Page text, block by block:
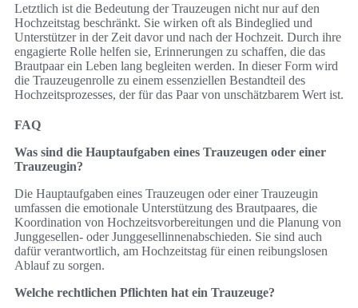
Letztlich ist die Bedeutung der Trauzeugen nicht nur auf den
Hochzeitstag beschränkt. Sie wirken oft als Bindeglied und
Unterstützer in der Zeit davor und nach der Hochzeit. Durch ihre
engagierte Rolle helfen sie, Erinnerungen zu schaffen, die das
Brautpaar ein Leben lang begleiten werden. In dieser Form wird
die Trauzeugenrolle zu einem essenziellen Bestandteil des
Hochzeitsprozesses, der für das Paar von unschätzbarem Wert ist.
FAQ
Was sind die Hauptaufgaben eines Trauzeugen oder einer
Trauzeugin?
Die Hauptaufgaben eines Trauzeugen oder einer Trauzeugin
umfassen die emotionale Unterstützung des Brautpaares, die
Koordination von Hochzeitsvorbereitungen und die Planung von
Junggesellen- oder Junggesellinnenabschieden. Sie sind auch
dafür verantwortlich, am Hochzeitstag für einen reibungslosen
Ablauf zu sorgen.
Welche rechtlichen Pflichten hat ein Trauzeuge?